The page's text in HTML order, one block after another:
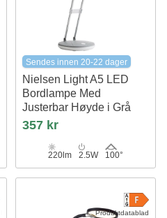
Sendes innen 20-22 dager
Nielsen Light A5 LED
Bordlampe Med
Justerbar Høyde i Grå
357 kr
220lm 2.5W 100°
Produktdatablad